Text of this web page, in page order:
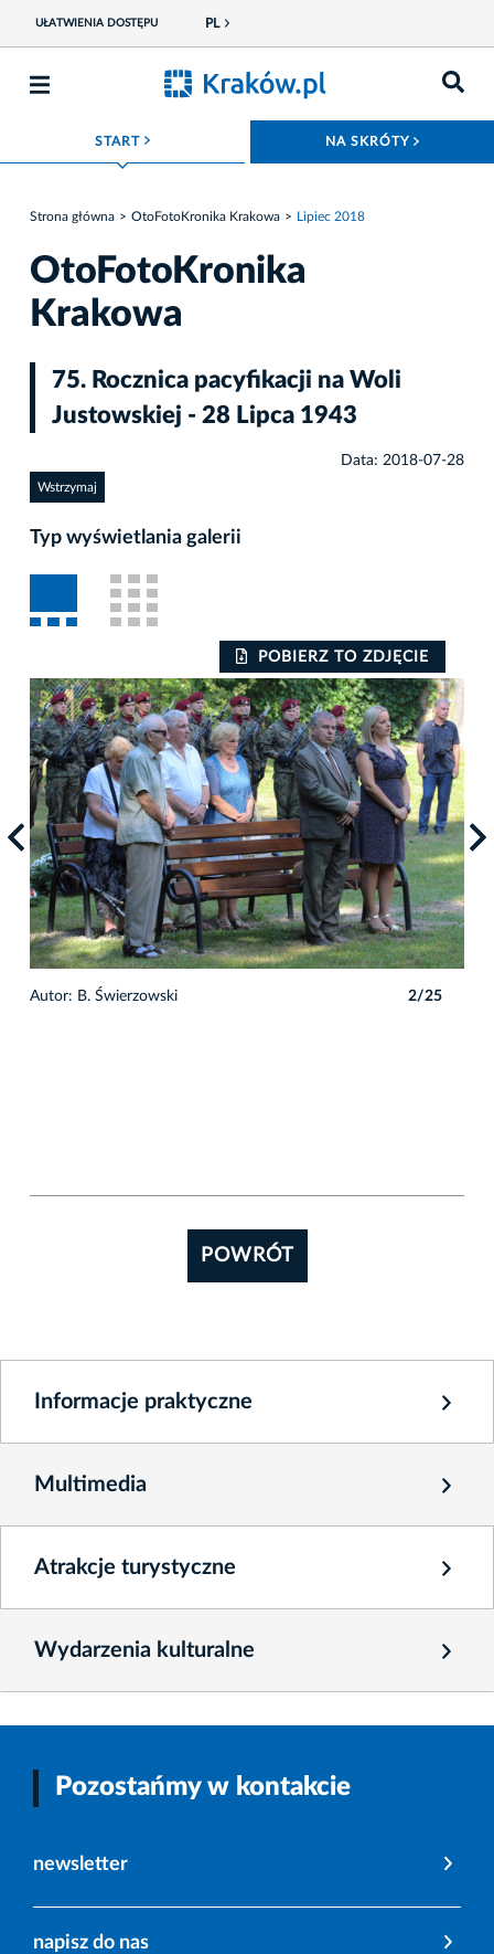
UŁATWIENIA DOSTĘPU PL
START ROZWIŃ MENU NA SKRÓTY
Strona główna OtoFotoKronika Krakowa Lipiec 2018
OtoFotoKronika
Krakowa
75. Rocznica pacyfikacji na Woli
Justowskiej - 28 Lipca 1943
Data: 2018-07-28
Wstrzymaj
Typ wyświetlania galerii
POBIERZ TO ZDJĘCIE
Autor: B. Świerzowski 2/25
POWRÓT
Informacje praktyczne
Multimedia
Atrakcje turystyczne
Wydarzenia kulturalne
Pozostańmy w kontakcie
newsletter
napisz do nas